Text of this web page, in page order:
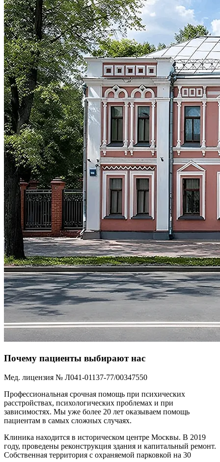
Почему пациенты выбирают нас
Мед. лицензия № Л041-01137-77/00347550
Профессиональная срочная помощь при психических
расстройствах, психологических проблемах и при
зависимостях. Мы уже более 20 лет оказываем помощь
пациентам в самых сложных случаях.
Клиника находится в историческом центре Москвы. В 2019
году, проведены реконструкция здания и капитальный ремонт.
Собственная территория с охраняемой парковкой на 30